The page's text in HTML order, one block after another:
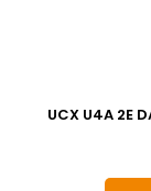
UCX U4A 2E